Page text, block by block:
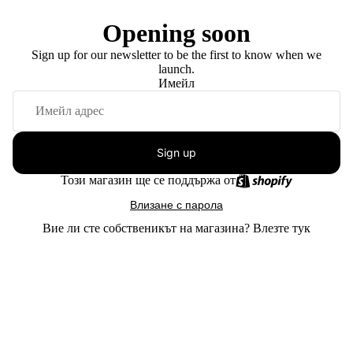
Opening soon
Sign up for our newsletter to be the first to know when we
launch.
Имейл
Sign up
Този магазин ще се поддържа от
Влизане с парола
Вие ли сте собственикът на магазина? Влезте тук